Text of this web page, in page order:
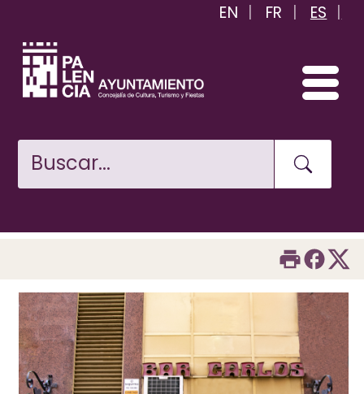
EN FR ES